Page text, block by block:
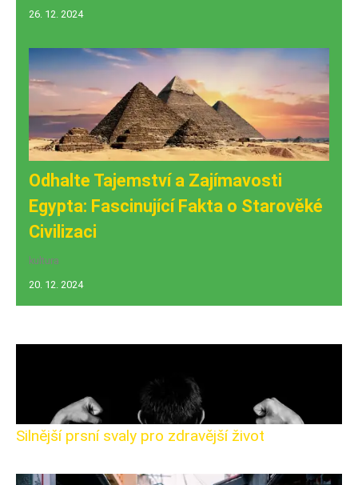
26. 12. 2024
Odhalte Tajemství a Zajímavosti
Egypta: Fascinující Fakta o Starověké
Civilizaci
kultura
20. 12. 2024
Silnější prsní svaly pro zdravější život